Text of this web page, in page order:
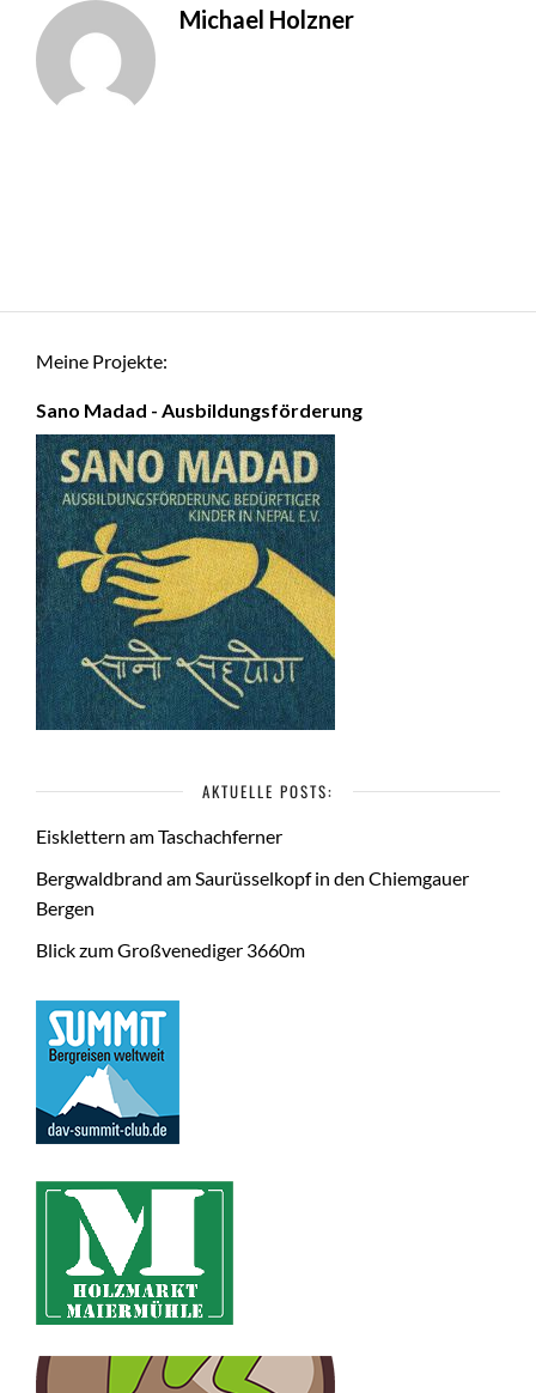
Michael Holzner
Meine Projekte:
Sano Madad - Ausbildungsförderung
AKTUELLE POSTS:
Eisklettern am Taschachferner
Bergwaldbrand am Saurüsselkopf in den Chiemgauer
Bergen
Blick zum Großvenediger 3660m